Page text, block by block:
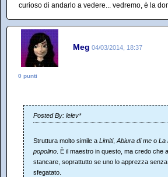
curioso di andarlo a vedere... vedremo, è la
Meg 04/03/2014, 18:37
0 punti
Posted By: lelev*
Struttura molto simile a Limiti, Abiura di me o La
popolino . È il maestro in questo, ma credo che
stancare, soprattutto se uno lo apprezza
sfegatato.